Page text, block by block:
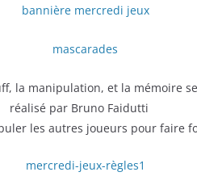
la manipulation, et la mémoire
réalisé par Bruno Faidutti
les autres joueurs pour faire